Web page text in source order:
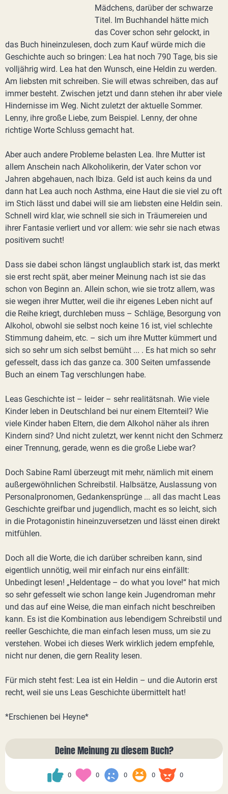
Mädchens, darüber der schwarze
Titel. Im Buchhandel hätte mich
das Cover schon sehr gelockt, in
das Buch hineinzulesen, doch zum Kauf würde mich die
Geschichte auch so bringen: Lea hat noch 790 Tage, bis sie
volljährig wird. Lea hat den Wunsch, eine Heldin zu werden.
Am liebsten mit schreiben. Sie will etwas schreiben, das auf
immer besteht. Zwischen jetzt und dann stehen ihr aber viele
Hindernisse im Weg. Nicht zuletzt der aktuelle Sommer.
Lenny, ihre große Liebe, zum Beispiel. Lenny, der ohne
richtige Worte Schluss gemacht hat.
Aber auch andere Probleme belasten Lea. Ihre Mutter ist
allem Anschein nach Alkoholikerin, der Vater schon vor
Jahren abgehauen, nach Ibiza. Geld ist auch keins da und
dann hat Lea auch noch Asthma, eine Haut die sie viel zu oft
im Stich lässt und dabei will sie am liebsten eine Heldin sein.
Schnell wird klar, wie schnell sie sich in Träumereien und
ihrer Fantasie verliert und vor allem: wie sehr sie nach etwas
positivem sucht!
Dass sie dabei schon längst unglaublich stark ist, das merkt
sie erst recht spät, aber meiner Meinung nach ist sie das
schon von Beginn an. Allein schon, wie sie trotz allem, was
sie wegen ihrer Mutter, weil die ihr eigenes Leben nicht auf
die Reihe kriegt, durchleben muss – Schläge, Besorgung von
Alkohol, obwohl sie selbst noch keine 16 ist, viel schlechte
Stimmung daheim, etc. – sich um ihre Mutter kümmert und
sich so sehr um sich selbst bemüht ... . Es hat mich so sehr
gefesselt, dass ich das ganze ca. 300 Seiten umfassende
Buch an einem Tag verschlungen habe.
Leas Geschichte ist – leider – sehr realitätsnah. Wie viele
Kinder leben in Deutschland bei nur einem Elternteil? Wie
viele Kinder haben Eltern, die dem Alkohol näher als ihren
Kindern sind? Und nicht zuletzt, wer kennt nicht den Schmerz
einer Trennung, gerade, wenn es die große Liebe war?
Doch Sabine Raml überzeugt mit mehr, nämlich mit einem
außergewöhnlichen Schreibstil. Halbsätze, Auslassung von
Personalpronomen, Gedankensprünge ... all das macht Leas
Geschichte greifbar und jugendlich, macht es so leicht, sich
in die Protagonistin hineinzuversetzen und lässt einen direkt
mitfühlen.
Doch all die Worte, die ich darüber schreiben kann, sind
eigentlich unnötig, weil mir einfach nur eins einfällt:
Unbedingt lesen! „Heldentage – do what you love!“ hat mich
so sehr gefesselt wie schon lange kein Jugendroman mehr
und das auf eine Weise, die man einfach nicht beschreiben
kann. Es ist die Kombination aus lebendigem Schreibstil und
reeller Geschichte, die man einfach lesen muss, um sie zu
verstehen. Wobei ich dieses Werk wirklich jedem empfehle,
nicht nur denen, die gern Reality lesen.
Für mich steht fest: Lea ist ein Heldin – und die Autorin erst
recht, weil sie uns Leas Geschichte übermittelt hat!
*Erschienen bei Heyne*
Deine Meinung zu diesem Buch?
0 0 0 0 0